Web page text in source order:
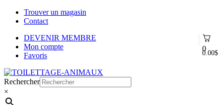
Trouver un magasin
Contact
0
0.00$
DEVENIR MEMBRE
Mon compte
Favoris
Aller
à
la
navigation
Aller
au
contenu
Rechercher
×